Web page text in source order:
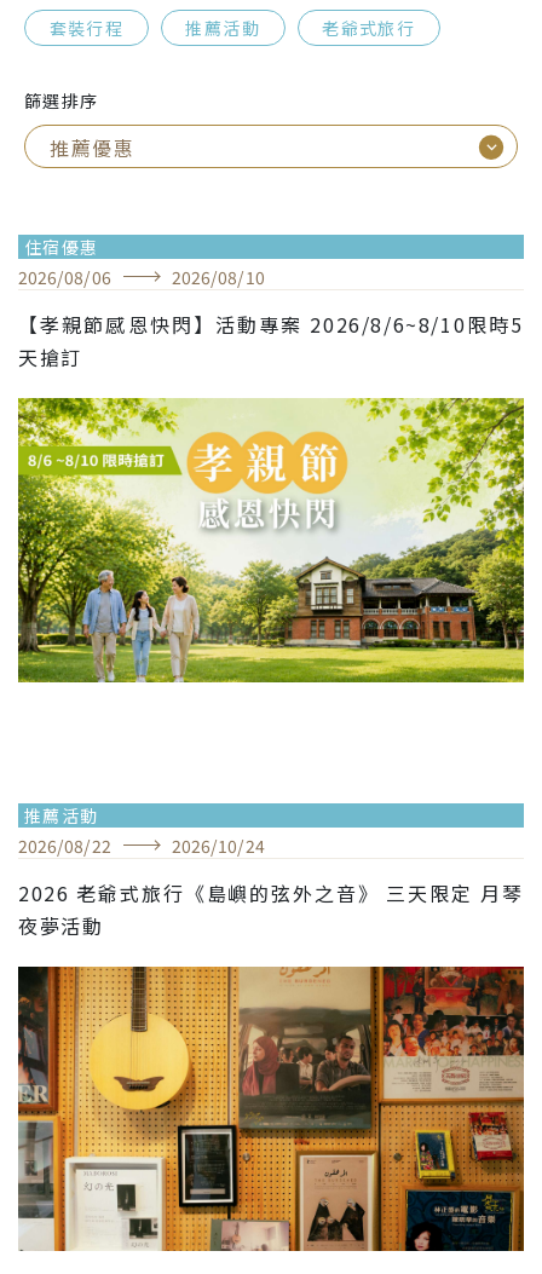
套裝行程
推薦活動 老爺式旅行
篩選排序
住宿優惠
2026/08/06 2026/08/10
【孝親節感恩快閃】活動專案 2026/8/6~8/10限時5
天搶訂
推薦活動
2026/08/22 2026/10/24
2026 老爺式旅行《島嶼的弦外之音》 三天限定 月琴
夜夢活動